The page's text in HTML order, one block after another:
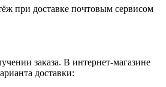
при доставке почтовым сервисом
заказа. В интернет-магазине
доставки: